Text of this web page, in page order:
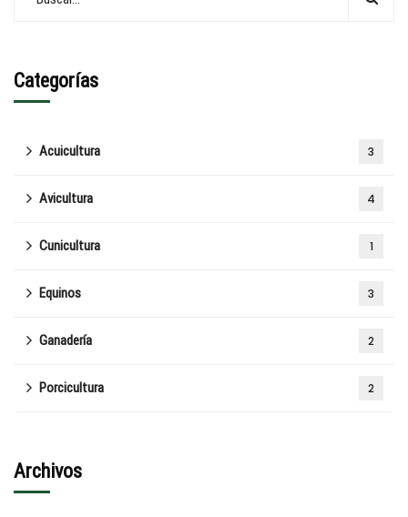
Categorías
Acuicultura 3
Avicultura 4
Cunicultura 1
Equinos 3
Ganadería 2
Porcicultura 2
Archivos